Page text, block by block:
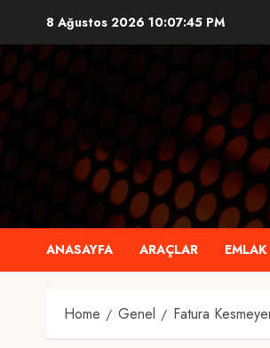
content
8 Ağustos 2026 10:07:46 PM
ANASAYFA ARAÇLAR EMLAK
Home Genel Fatura